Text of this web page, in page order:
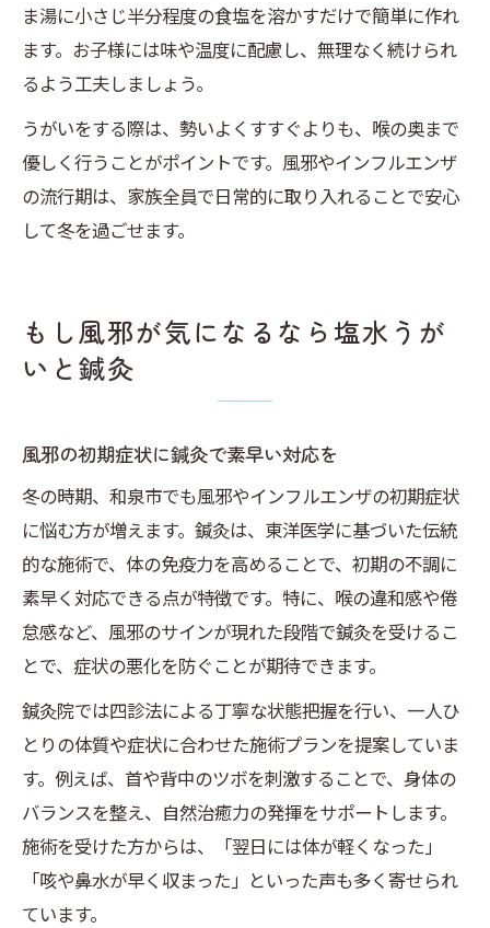
ま湯に小さじ半分程度の食塩を溶かすだけで簡単に作れ
ます。お子様には味や温度に配慮し、無理なく続けられ
るよう工夫しましょう。
うがいをする際は、勢いよくすすぐよりも、喉の奥まで
優しく行うことがポイントです。風邪やインフルエンザ
の流行期は、家族全員で日常的に取り入れることで安心
して冬を過ごせます。
もし風邪が気になるなら塩水うが
いと鍼灸
風邪の初期症状に鍼灸で素早い対応を
冬の時期、和泉市でも風邪やインフルエンザの初期症状
に悩む方が増えます。鍼灸は、東洋医学に基づいた伝統
的な施術で、体の免疫力を高めることで、初期の不調に
素早く対応できる点が特徴です。特に、喉の違和感や倦
怠感など、風邪のサインが現れた段階で鍼灸を受けるこ
とで、症状の悪化を防ぐことが期待できます。
鍼灸院では四診法による丁寧な状態把握を行い、一人ひ
とりの体質や症状に合わせた施術プランを提案していま
す。例えば、首や背中のツボを刺激することで、身体の
バランスを整え、自然治癒力の発揮をサポートします。
施術を受けた方からは、「翌日には体が軽くなった」
「咳や鼻水が早く収まった」といった声も多く寄せられ
ています。